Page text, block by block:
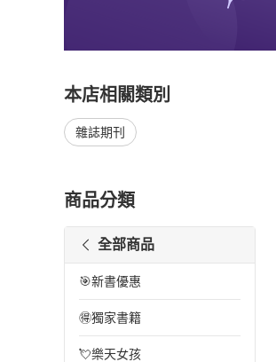
本店相關類別
雜誌期刊
商品分類
全部商品
🎯新書優惠
🉐獨家書籍
💘樂天女孩